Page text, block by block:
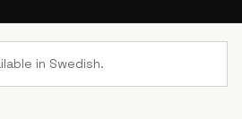
in Swedish.